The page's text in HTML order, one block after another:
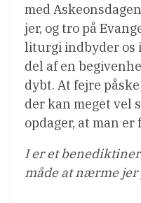
med
jer, og tro på
liturgi indbyder os
del af en
dybt. At fejre
der kan meget vel
opdager, at man er
I er et
måde at nærme jer